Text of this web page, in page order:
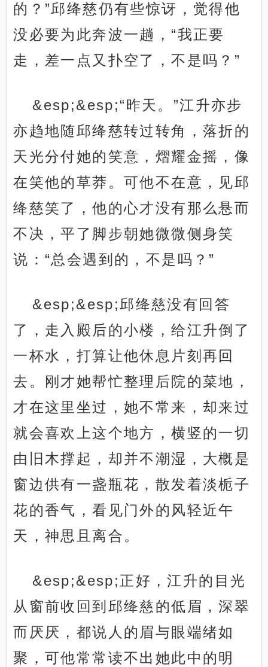
的？”邱绛慈仍有些惊讶，觉得他
没必要为此奔波一趟，“我正要
走，差一点又扑空了，不是吗？”
&esp;&esp;“昨天。”江升亦步
亦趋地随邱绛慈转过转角，落折的
天光分付她的笑意，熠耀金摇，像
在笑他的草莽。可他不在意，见邱
绛慈笑了，他的心才没有那么悬而
不决，平了脚步朝她微微侧身笑
说：“总会遇到的，不是吗？”
&esp;&esp;邱绛慈没有回答
了，走入殿后的小楼，给江升倒了
一杯水，打算让他休息片刻再回
去。刚才她帮忙整理后院的菜地，
才在这里坐过，她不常来，却来过
就会喜欢上这个地方，横竖的一切
由旧木撑起，却并不潮湿，大概是
窗边供有一盏瓶花，散发着淡栀子
花的香气，看见门外的风轻近午
天，神思且离合。
&esp;&esp;正好，江升的目光
从窗前收回到邱绛慈的低眉，深翠
而厌厌，都说人的眉与眼端绪如
聚，可他常常读不出她此中的明